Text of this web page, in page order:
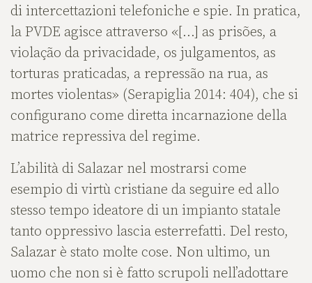
di intercettazioni telefoniche e spie. In pratica,
la PVDE agisce attraverso «[…] as prisões, a
violação da privacidade, os julgamentos, as
torturas praticadas, a repressão na rua, as
mortes violentas» (Serapiglia 2014: 404), che si
configurano come diretta incarnazione della
matrice repressiva del regime.
L’abilità di Salazar nel mostrarsi come
esempio di virtù cristiane da seguire ed allo
stesso tempo ideatore di un impianto statale
tanto oppressivo lascia esterrefatti. Del resto,
Salazar è stato molte cose. Non ultimo, un
uomo che non si è fatto scrupoli nell’adottare